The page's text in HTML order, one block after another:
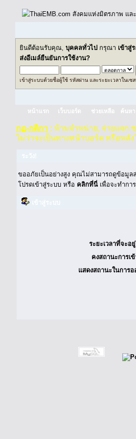
ยินดีต้อนรับคุณ, บุคคลทั่วไป กรุณา เข้าสู่
ส่งอีเมล์ยืนยันการใช้งาน?
เข้าสู่ระบบด้วยชื่อผู้ใช้ รหัสผ่าน และระยะเวลาในเซ
หน้าแรก เว็บบอร์ด ช่วยเหลือ ค้นหา
กฏ-กติกา : ห้ามจำหน่าย, จ่ายแจก
ไม่ว่าจะเป็นทางหน้าบอร์ด หรือหลั
ขออภัยเป็นอย่างสูง คุณไม่สามารถดูข้อมูล
โปรดเข้าสู่ระบบ หรือ คลิกที่นี่ เพื่อจะทำกา
ระยะเวลาที่จะอ
คงสถานะการเ
แสดงสถานะในการ